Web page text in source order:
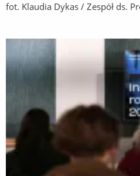
fot. Klaudia Dykas / Zespół ds.